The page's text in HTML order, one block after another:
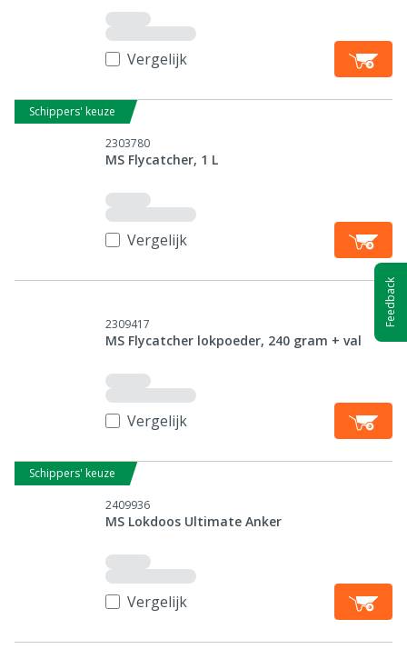
Vergelijk
Schippers' keuze
2303780
MS Flycatcher, 1 L
Vergelijk
2309417
MS Flycatcher lokpoeder, 240 gram + val
Vergelijk
Schippers' keuze
2409936
MS Lokdoos Ultimate Anker
Vergelijk
Feedback